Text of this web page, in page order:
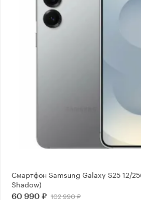
Смартфон Samsung Galaxy S25 12/
Shadow)
60 990 ₽ 102 990 ₽